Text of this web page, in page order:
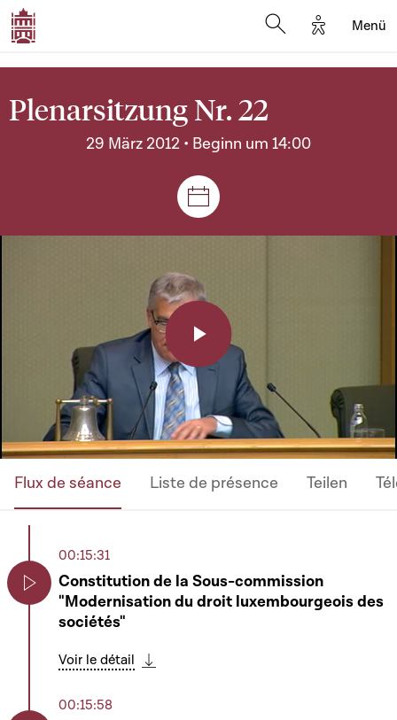
Options
Menü
Plenarsitzung Nr. 22
29 März 2012 • Beginn um 14:00
Plenar- und
Play
Video
Flux de séance Liste de présence Teilen
00:15:31
Constitution de la Sous-commission
"Modernisation du droit luxembourgeois des
sociétés"
Voir le détail
00:15:58